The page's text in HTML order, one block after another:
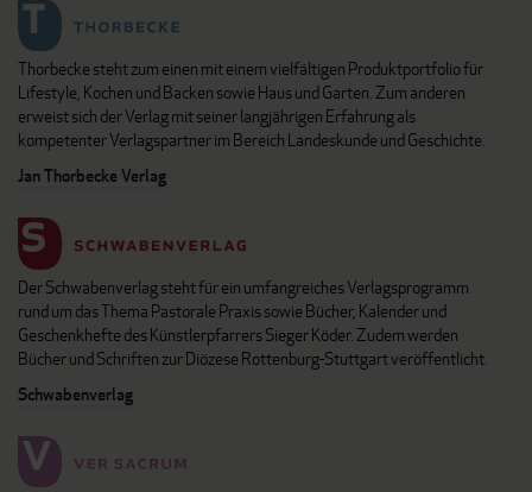
Thorbecke steht zum einen mit einem vielfältigen Produktportfolio für
Lifestyle, Kochen und Backen sowie Haus und Garten. Zum anderen
erweist sich der Verlag mit seiner langjährigen Erfahrung als
kompetenter Verlagspartner im Bereich Landeskunde und Geschichte.
Jan Thorbecke Verlag
Der Schwabenverlag steht für ein umfangreiches Verlagsprogramm
rund um das Thema Pastorale Praxis sowie Bücher, Kalender und
Geschenkhefte des Künstlerpfarrers Sieger Köder. Zudem werden
Bücher und Schriften zur Diözese Rottenburg-Stuttgart veröffentlicht.
Schwabenverlag